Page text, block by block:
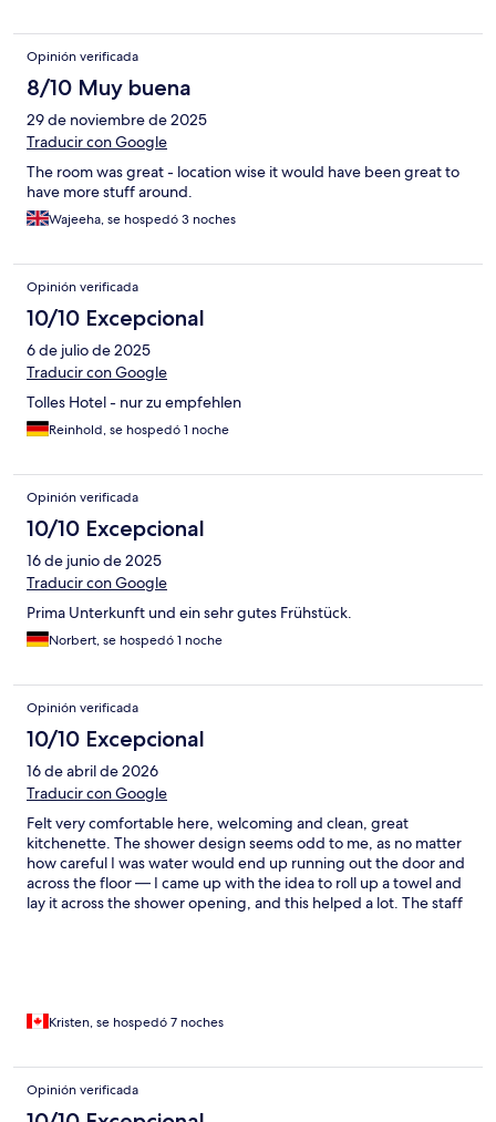
Opinión verificada
8/10 Muy buena
29 de noviembre de 2025
Traducir con Google
The room was great - location wise it would have been great to
have more stuff around.
Wajeeha, se hospedó 3 noches
Opinión verificada
10/10 Excepcional
6 de julio de 2025
Traducir con Google
Tolles Hotel - nur zu empfehlen
Reinhold, se hospedó 1 noche
Opinión verificada
10/10 Excepcional
16 de junio de 2025
Traducir con Google
Prima Unterkunft und ein sehr gutes Frühstück.
Norbert, se hospedó 1 noche
Opinión verificada
10/10 Excepcional
16 de abril de 2026
Traducir con Google
Felt very comfortable here, welcoming and clean, great
kitchenette. The shower design seems odd to me, as no matter
how careful I was water would end up running out the door and
across the floor — I came up with the idea to roll up a towel and
lay it across the shower opening, and this helped a lot. The staff
tasty. Would definitely recommend.
Kristen, se hospedó 7 noches
Opinión verificada